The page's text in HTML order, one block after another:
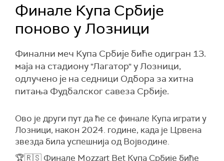
Финале Купа Србије
поново у Лозници
Финални меч Купа Србије биће одигран 13.
маја на стадиону "Лагатор" у Лозници,
одлучено је на седници Одбора за хитна
питања Фудбалског савеза Србије.
Ово је други пут да ће се финале Купа играти у
Лозници, након 2024. године, када је Црвена
звезда била успешнија од Војводине.
🏆🇷🇸 Финале Mozzart Bet Купа Србије биће